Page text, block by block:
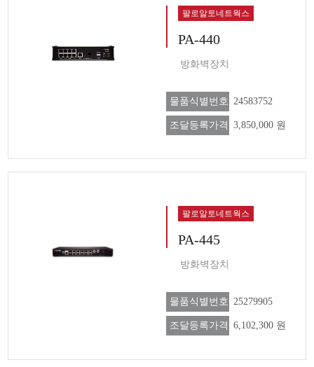
팔로알토네트웍스
PA-440
방화벽장치
물품식별번호 24583752
조달등록가격 3,850,000 원
팔로알토네트웍스
PA-445
방화벽장치
물품식별번호 25279905
조달등록가격 6,102,300 원